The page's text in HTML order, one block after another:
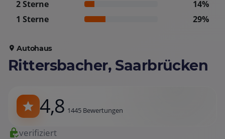
2 Sterne
14%
1 Sterne
29%
Autohaus
Rittersbacher, Saarbrücken
4,8 1445 Bewertungen
verifiziert